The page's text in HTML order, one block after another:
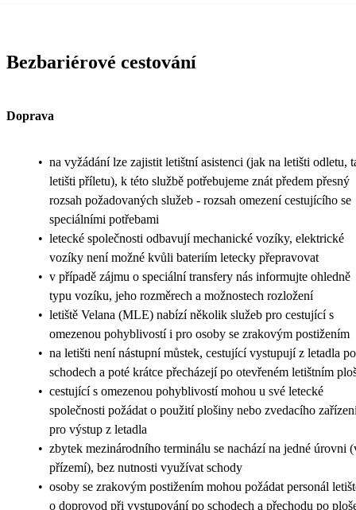
Bezbariérové cestování
Doprava
• na vyžádání lze zajistit letištní asistenci (jak na letišti odletu,
letišti příletu), k této službě potřebujeme znát předem přesný
rozsah požadovaných služeb - rozsah omezení cestujícího se
speciálními potřebami
• letecké společnosti odbavují mechanické vozíky, elektrické
vozíky není možné kvůli bateriím letecky přepravovat
• v případě zájmu o speciální transfery nás informujte ohledně
typu vozíku, jeho rozměrech a možnostech rozložení
• letiště Velana (MLE) nabízí několik služeb pro cestující s
omezenou pohyblivostí i pro osoby se zrakovým postižením
• na letišti není nástupní můstek, cestující vystupují z letadla po
schodech a poté krátce přecházejí po otevřeném letištním
• cestující s omezenou pohyblivostí mohou u své letecké
společnosti požádat o použití plošiny nebo zvedacího
pro výstup z letadla
• zbytek mezinárodního terminálu se nachází na jedné úrovni
přízemí), bez nutnosti využívat schody
• osoby se zrakovým postižením mohou požádat personál
o doprovod při vystupování po schodech a přechodu po